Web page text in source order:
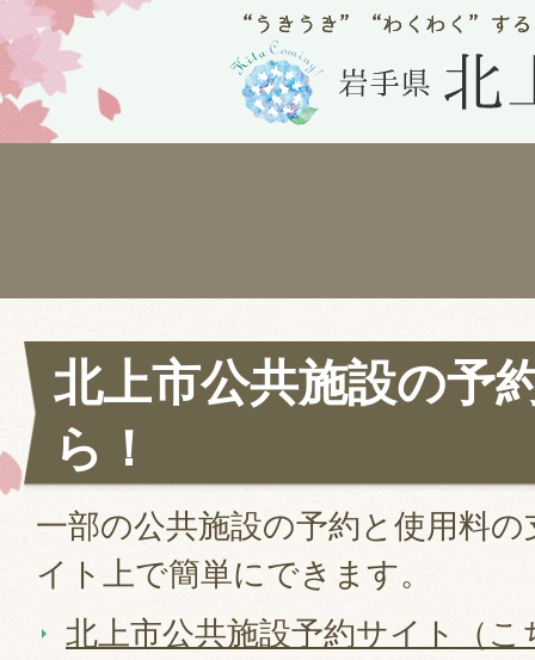
北上市公共施設の予
ら！
一部の公共施設の予約と使用料
イト上で簡単にできます。
北上市公共施設予約サイト（